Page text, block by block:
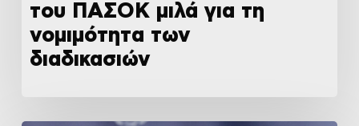
του ΠΑΣΟΚ μιλά για τη
νομιμότητα των
διαδικασιών